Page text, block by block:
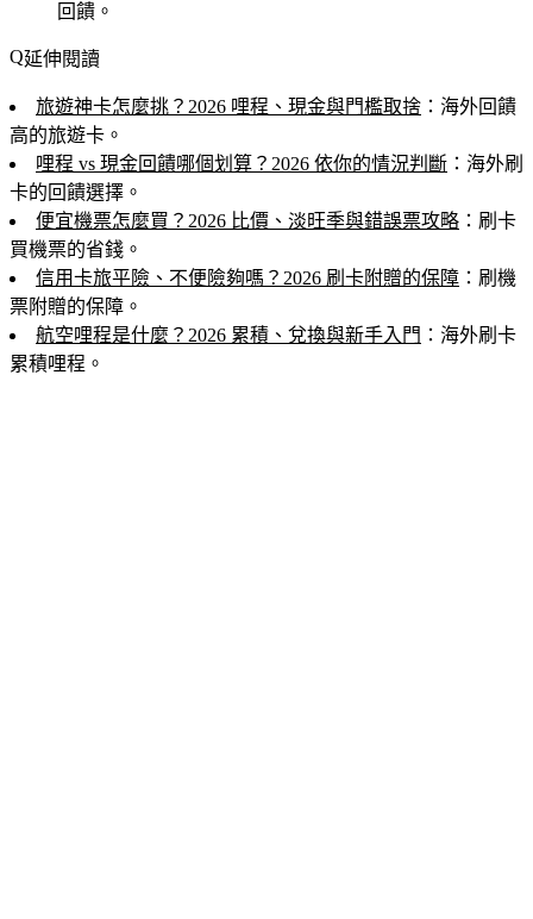
回饋。
延伸閱讀
旅遊神卡怎麼挑？2026 哩程、現金與門檻取捨 ：海外回饋
高的旅遊卡。
哩程 vs 現金回饋哪個划算？2026 依你的情況判斷 ：海外刷
卡的回饋選擇。
便宜機票怎麼買？2026 比價、淡旺季與錯誤票攻略 ：刷卡
買機票的省錢。
信用卡旅平險、不便險夠嗎？2026 刷卡附贈的保障 ：刷機
票附贈的保障。
航空哩程是什麼？2026 累積、兌換與新手入門 ：海外刷卡
累積哩程。